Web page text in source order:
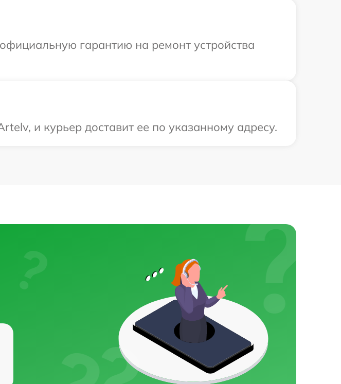
гарантию на ремонт устройства
и курьер доставит ее по указанному адресу.